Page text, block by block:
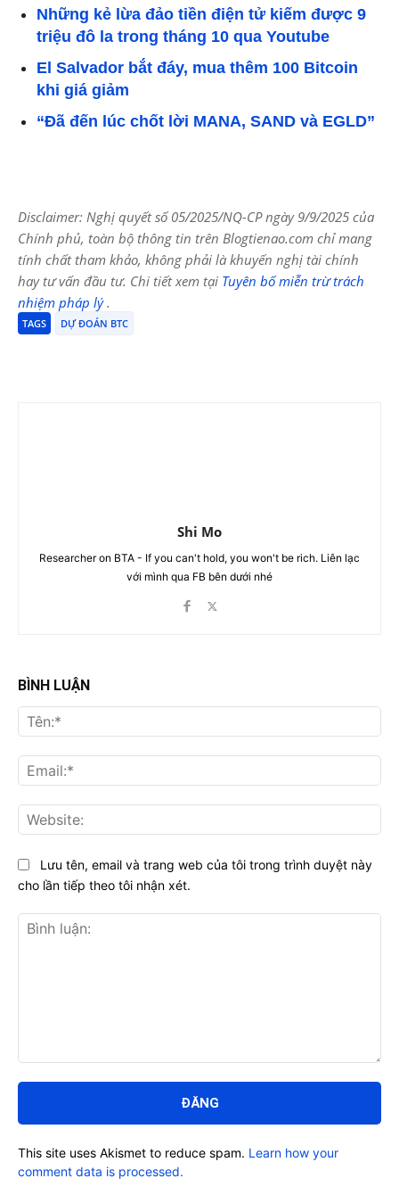
Những kẻ lừa đảo tiền điện tử kiếm được 9
triệu đô la trong tháng 10 qua Youtube
El Salvador bắt đáy, mua thêm 100 Bitcoin
khi giá giảm
“Đã đến lúc chốt lời MANA, SAND và EGLD”
Disclaimer: Nghị quyết số 05/2025/NQ-CP ngày 9/9/2025 của
Chính phủ, toàn bộ thông tin trên Blogtienao.com chỉ mang
tính chất tham khảo, không phải là khuyến nghị tài chính
hay tư vấn đầu tư. Chi tiết xem tại Tuyên bố miễn trừ trách
nhiệm pháp lý.
TAGS DỰ ĐOÁN BTC
Shi Mo
Researcher on BTA - If you can't hold, you won't be rich. Liên lạc
với mình qua FB bên dưới nhé
BÌNH LUẬN
luận:
Lưu tên, email và trang web của tôi trong trình duyệt này
cho lần tiếp theo tôi nhận xét.
This site uses Akismet to reduce spam. Learn how your
comment data is processed.